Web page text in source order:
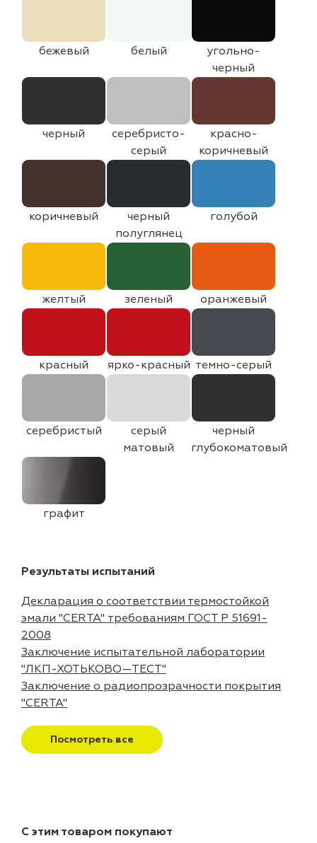
бежевый белый
угольно-
черный
черный
серебристо-
серый
красно-
коричневый
коричневый
черный
полуглянец
голубой
желтый зеленый оранжевый
красный ярко-красный темно-серый
серебристый
серый
матовый
черный
глубокоматовый
графит
Результаты испытаний
Декларация о соответствии термостойкой
эмали "CERTA" требованиям ГОСТ Р 51691-
2008
Заключение испытательной лаборатории
"ЛКП-ХОТЬКОВО—ТЕСТ"
Заключение о радиопрозрачности покрытия
"CERTA"
Посмотреть все
С этим товаром покупают